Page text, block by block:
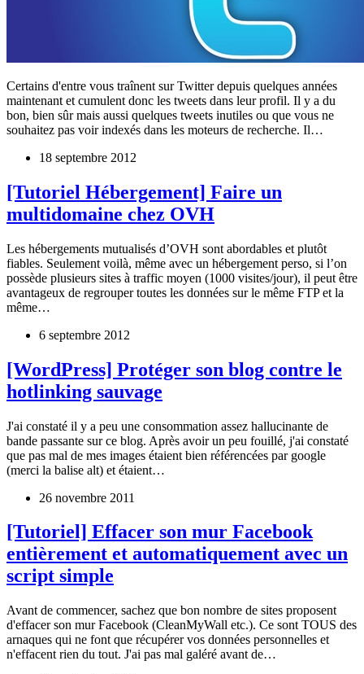
Certains d'entre vous traînent sur Twitter depuis quelques années
maintenant et cumulent donc les tweets dans leur profil. Il y a du
bon, bien sûr mais aussi quelques tweets inutiles ou que vous ne
souhaitez pas voir indexés dans les moteurs de recherche. Il…
18 septembre 2012
[Tutoriel Hébergement] Faire un
multidomaine chez OVH
Les hébergements mutualisés d’OVH sont abordables et plutôt
fiables. Seulement voilà, même avec un hébergement perso, si l’on
possède plusieurs sites à traffic moyen (1000 visites/jour), il peut être
avantageux de regrouper toutes les données sur le même FTP et la
même…
6 septembre 2012
[WordPress] Protéger son blog contre le
hotlinking sauvage
J'ai constaté il y a peu une consommation assez hallucinante de
bande passante sur ce blog. Après avoir un peu fouillé, j'ai constaté
que pas mal de mes images étaient bien référencées par google
(merci la balise alt) et étaient…
26 novembre 2011
[Tutoriel] Effacer son mur Facebook
entièrement et automatiquement avec un
script simple
Avant de commencer, sachez que bon nombre de sites proposent
d'effacer son mur Facebook (CleanMyWall etc.). Ce sont TOUS des
arnaques qui ne font que récupérer vos données personnelles et
n'effacent rien du tout. J'ai pas mal galéré avant de…